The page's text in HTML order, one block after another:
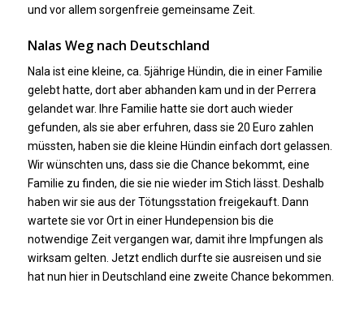
und vor allem sorgenfreie gemeinsame Zeit.
Nalas Weg nach Deutschland
Nala ist eine kleine, ca. 5jährige Hündin, die in einer Familie
gelebt hatte, dort aber abhanden kam und in der Perrera
gelandet war. Ihre Familie hatte sie dort auch wieder
gefunden, als sie aber erfuhren, dass sie 20 Euro zahlen
müssten, haben sie die kleine Hündin einfach dort gelassen.
Wir wünschten uns, dass sie die Chance bekommt, eine
Familie zu finden, die sie nie wieder im Stich lässt. Deshalb
haben wir sie aus der Tötungsstation freigekauft. Dann
wartete sie vor Ort in einer Hundepension bis die
notwendige Zeit vergangen war, damit ihre Impfungen als
wirksam gelten. Jetzt endlich durfte sie ausreisen und sie
hat nun hier in Deutschland eine zweite Chance bekommen.